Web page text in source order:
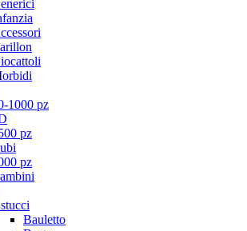
1000 pz
pz
pz
Bauletto